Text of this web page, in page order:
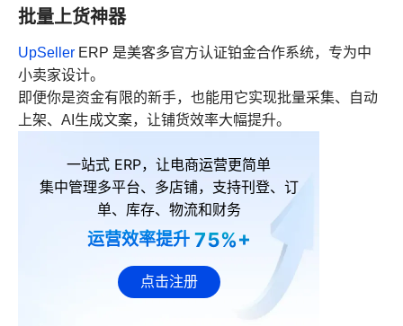
批量上货神器
UpSeller ERP 是美客多官方认证铂金合作系统，专为中
小卖家设计。
即便你是资金有限的新手，也能用它实现批量采集、自动
上架、AI生成文案，让铺货效率大幅提升。
一站式 ERP，让电商运营更简单
集中管理多平台、多店铺，支持刊登、订
单、库存、物流和财务
运营效率提升 75%+
点击注册